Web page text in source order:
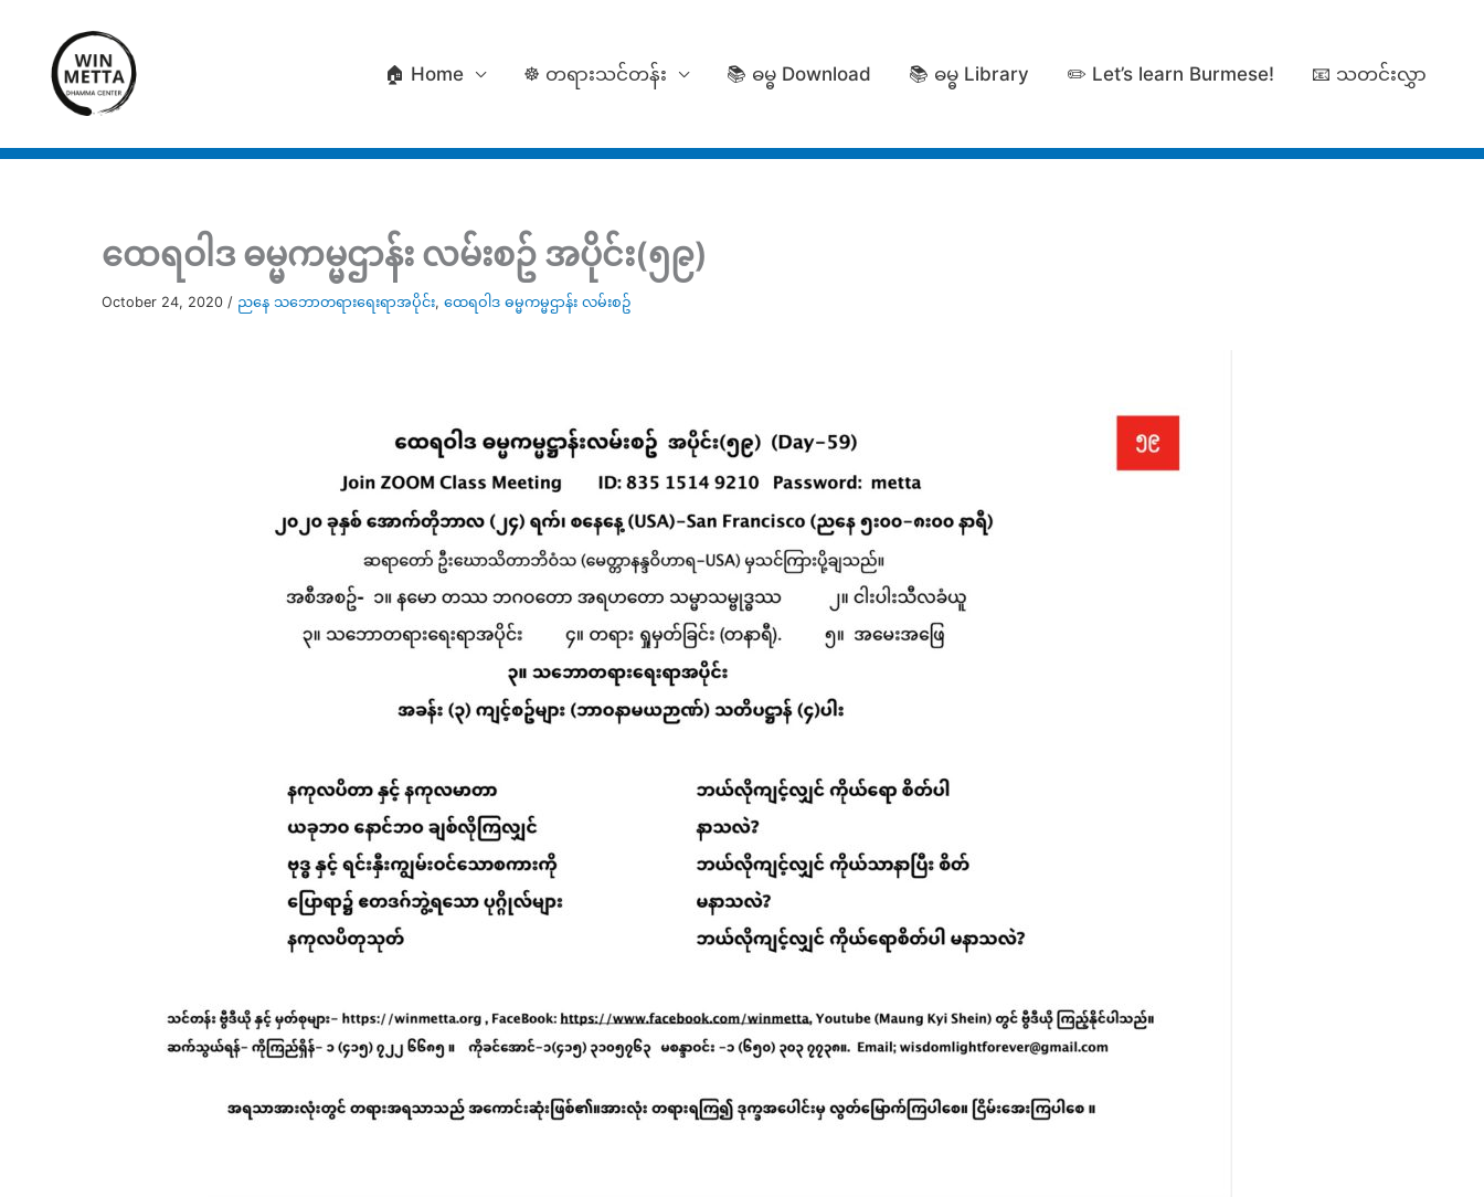
content
🏠 Home ☸️ တရားသင်တန်း 📚 ဓမ္ဓ Download 📚 ဓမ္ဓ Library ✏️ Let’s learn Burmese! 📧 သတင်းလွှာ
ထေရဝါဒ ဓမ္မကမ္မဌာန်း လမ်းစဥ် အပိုင်း(၅၉)
October 24, 2020 / ညနေ သဘောတရားရေးရာအပိုင်း, ထေရဝါဒ ဓမ္မကမ္မဌာန်း လမ်းစဥ်